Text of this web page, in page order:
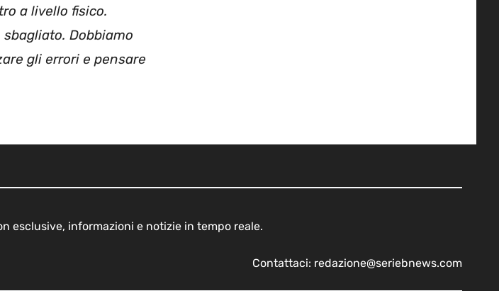
a livello fisico.
Dobbiamo
gli errori e pensare
esclusive, informazioni e notizie in tempo reale.
Contattaci: redazione@seriebnews.com